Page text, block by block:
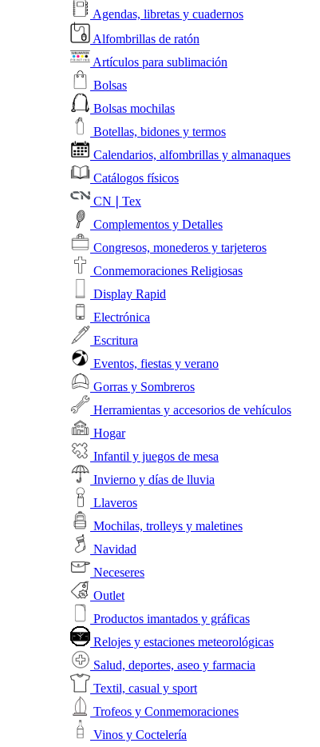
Agendas, libretas y cuadernos
Alfombrillas de ratón
Artículos para sublimación
Bolsas
Bolsas mochilas
Botellas, bidones y termos
Calendarios, alfombrillas y almanaques
Catálogos físicos
CN❘Tex
Complementos y Detalles
Congresos, monederos y tarjeteros
Conmemoraciones Religiosas
Display Rapid
Electrónica
Escritura
Eventos, fiestas y verano
Gorras y Sombreros
Herramientas y accesorios de vehículos
Hogar
Infantil y juegos de mesa
Invierno y días de lluvia
Llaveros
Mochilas, trolleys y maletines
Navidad
Neceseres
Outlet
Productos imantados y gráficas
Relojes y estaciones meteorológicas
Salud, deportes, aseo y farmacia
Textil, casual y sport
Trofeos y Conmemoraciones
Vinos y Coctelería